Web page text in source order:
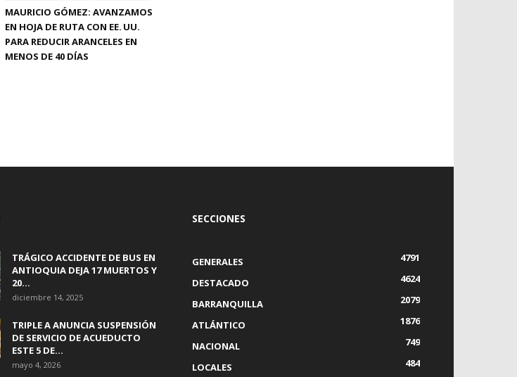
MAURICIO GÓMEZ: AVANZAMOS
EN HOJA DE RUTA CON EE. UU.
PARA REDUCIR ARANCELES EN
MENOS DE 40 DÍAS
TRÁGICO ACCIDENTE DE BUS EN
ANTIOQUIA DEJA 17 MUERTOS Y
20...
diciembre 14, 2025
TRIPLE A ANUNCIA SUSPENSIÓN
DE SERVICIO DE ACUEDUCTO
ESTE 5 DE...
mayo 4, 2026
SECCIONES
GENERALES
4791
DESTACADO
4624
BARRANQUILLA
2079
ATLÁNTICO
1876
NACIONAL
749
LOCALES
484